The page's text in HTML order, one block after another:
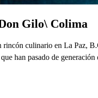
Gilo\ Colima
culinario en La Paz,
han pasado de